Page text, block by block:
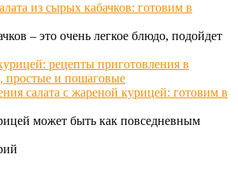
из сырых кабачков: готовим в
– это очень легкое блюдо, подойдет
салата с жареной курицей: готовим в
может быть как повседневным